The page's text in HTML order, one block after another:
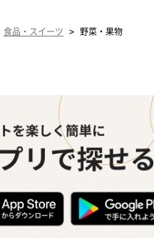
食品・スイーツ > 野菜・果物